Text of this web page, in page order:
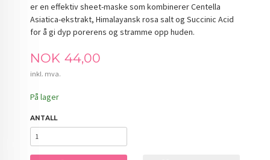
er en effektiv sheet-maske som kombinerer Centella
Asiatica-ekstrakt, Himalayansk rosa salt og Succinic Acid
for å gi dyp porerens og stramme opp huden.
Pris
NOK 44,00
inkl. mva.
På lager
ANTALL